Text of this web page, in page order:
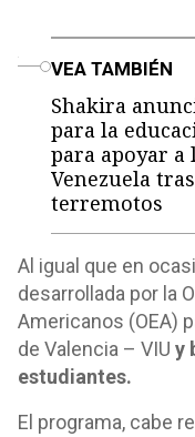
VEA TAMBIÉN
Shakira
para la
para apoyar a
Venezuela
terremotos
Al igual que en
desarrollada por la
Americanos (OEA)
de Valencia – VIU y
estudiantes.
El programa, cabe